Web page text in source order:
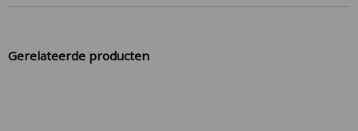
Gerelateerde producten